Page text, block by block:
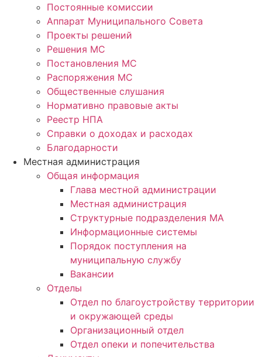
Постоянные комиссии
Аппарат Муниципального Совета
Проекты решений
Решения МС
Постановления МС
Распоряжения МС
Общественные слушания
Нормативно правовые акты
Реестр НПА
Справки о доходах и расходах
Благодарности
Местная администрация
Общая информация
Глава местной администрации
Местная администрация
Структурные подразделения МА
Информационные системы
Порядок поступления на
муниципальную службу
Вакансии
Отделы
Отдел по благоустройству территории
и окружающей среды
Организационный отдел
Отдел опеки и попечительства